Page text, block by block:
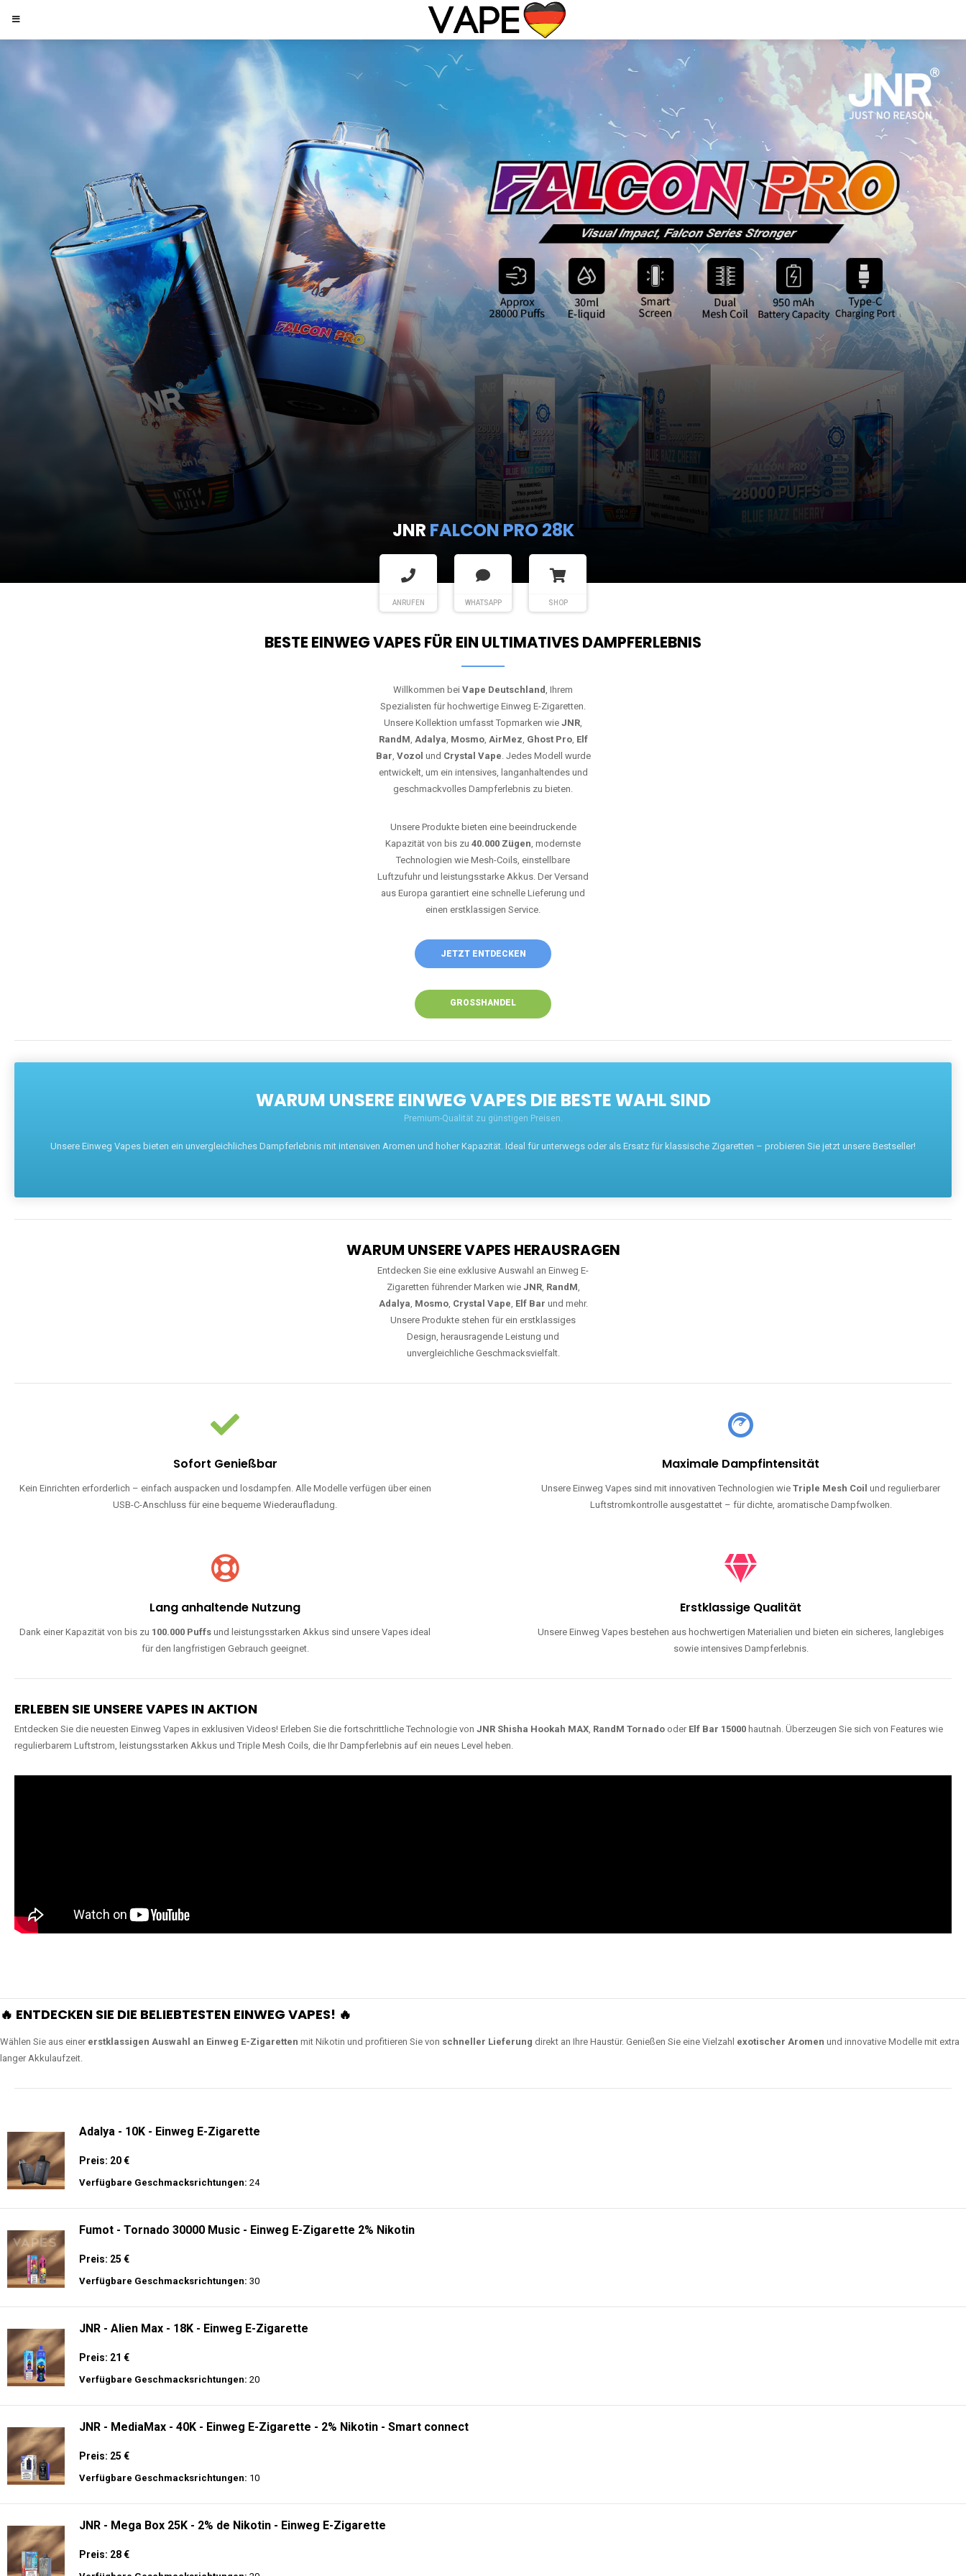
JNR FALCON PRO 28K
ANRUFEN WHATSAPP SHOP
BESTE EINWEG VAPES FÜR EIN ULTIMATIVES DAMPFERLEBNIS
Willkommen bei Vape Deutschland, Ihrem
Spezialisten für hochwertige Einweg E-Zigaretten.
Unsere Kollektion umfasst Topmarken wie JNR,
RandM, Adalya, Mosmo, AirMez, Ghost Pro, Elf
Bar, Vozol und Crystal Vape. Jedes Modell wurde
entwickelt, um ein intensives, langanhaltendes und
geschmackvolles Dampferlebnis zu bieten.
Unsere Produkte bieten eine beeindruckende
Kapazität von bis zu 40.000 Zügen, modernste
Technologien wie Mesh-Coils, einstellbare
Luftzufuhr und leistungsstarke Akkus. Der Versand
aus Europa garantiert eine schnelle Lieferung und
einen erstklassigen Service.
JETZT ENTDECKEN
GROSSHANDEL
WARUM UNSERE EINWEG VAPES DIE BESTE WAHL SIND
Premium-Qualität zu günstigen Preisen.
Unsere Einweg Vapes bieten ein unvergleichliches Dampferlebnis mit intensiven Aromen und hoher Kapazität. Ideal für unterwegs oder als Ersatz für klassische Zigaretten – probieren Sie jetzt unsere Bestseller!
WARUM UNSERE VAPES HERAUSRAGEN
Entdecken Sie eine exklusive Auswahl an Einweg E-
Zigaretten führender Marken wie JNR, RandM,
Adalya, Mosmo, Crystal Vape, Elf Bar und mehr.
Unsere Produkte stehen für ein erstklassiges
Design, herausragende Leistung und
unvergleichliche Geschmacksvielfalt.
Sofort Genießbar
Kein Einrichten erforderlich – einfach auspacken und losdampfen. Alle Modelle verfügen über einen
USB-C-Anschluss für eine bequeme Wiederaufladung.
Maximale Dampfintensität
Unsere Einweg Vapes sind mit innovativen Technologien wieTriple Mesh Coil und regulierbarer
Luftstromkontrolle ausgestattet – für dichte, aromatische Dampfwolken.
Lang anhaltende Nutzung
Dank einer Kapazität von bis zu 100.000 Puffs und leistungsstarken Akkus sind unsere Vapes ideal
für den langfristigen Gebrauch geeignet.
Erstklassige Qualität
Unsere Einweg Vapes bestehen aus hochwertigen Materialien und bieten ein sicheres, langlebiges
sowie intensives Dampferlebnis.
ERLEBEN SIE UNSERE VAPES IN AKTION
Entdecken Sie die neuesten Einweg Vapes in exklusiven Videos! Erleben Sie die fortschrittliche Technologie von JNR Shisha Hookah MAX, RandM Tornado oder Elf Bar 15000 hautnah. Überzeugen Sie sich von Features wie
regulierbarem Luftstrom, leistungsstarken Akkus und Triple Mesh Coils, die Ihr Dampferlebnis auf ein neues Level heben.
🔥 ENTDECKEN SIE DIE BELIEBTESTEN EINWEG VAPES! 🔥
Wählen Sie aus einer erstklassigen Auswahl an Einweg E-Zigaretten mit Nikotin und profitieren Sie von schneller Lieferung direkt an Ihre Haustür. Genießen Sie eine Vielzahl exotischer Aromen und innovative Modelle mit extra
langer Akkulaufzeit.
Adalya - 10K - Einweg E-Zigarette
Preis: 20 €
Verfügbare Geschmacksrichtungen: 24
Fumot - Tornado 30000 Music - Einweg E-Zigarette 2% Nikotin
Preis: 25 €
Verfügbare Geschmacksrichtungen: 30
JNR - Alien Max - 18K - Einweg E-Zigarette
Preis: 21 €
Verfügbare Geschmacksrichtungen: 20
JNR - MediaMax - 40K - Einweg E-Zigarette - 2% Nikotin - Smart connect
Preis: 25 €
Verfügbare Geschmacksrichtungen: 10
JNR - Mega Box 25K - 2% de Nikotin - Einweg E-Zigarette
Preis: 28 €